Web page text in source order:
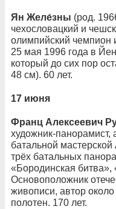
Ян Желе́зны (род.
чехословацкий и
олимпийский чемпион
25 мая 1996 года в
который до сих пор
48 см). 60 лет.
17 июня
Франц Алексеевич
художник-панорамист,
батальной
трёх батальных
«Бородинская
Основоположник
живописи, автор
полотен. 170 лет.